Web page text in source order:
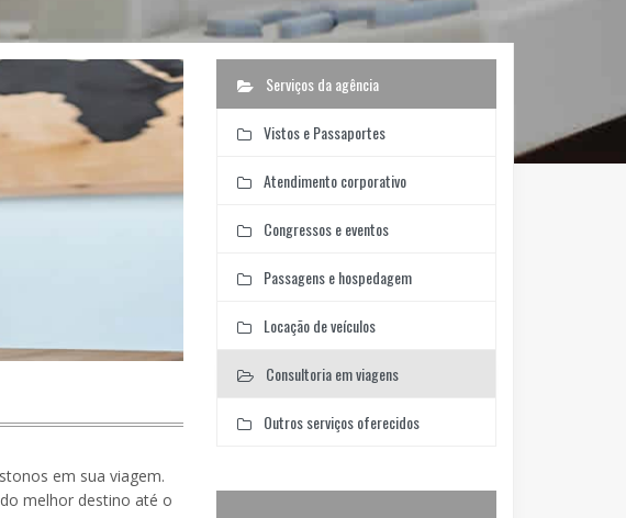
em sua viagem.
melhor destino até o
Serviços da agência
Vistos e Passaportes
Atendimento corporativo
Congressos e eventos
Passagens e hospedagem
Locação de veículos
Consultoria em viagens
Outros serviços oferecidos